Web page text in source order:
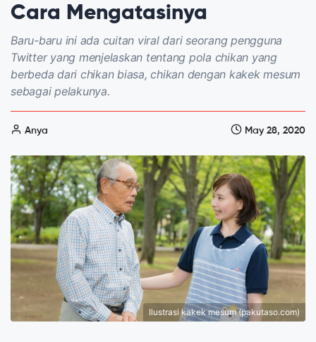
Cara Mengatasinya
Baru-baru ini ada cuitan viral dari seorang pengguna
Twitter yang menjelaskan tentang pola chikan yang
berbeda dari chikan biasa, chikan dengan kakek mesum
sebagai pelakunya.
Anya May 28, 2020
Ilustrasi kakek mesum (pakutaso.com)